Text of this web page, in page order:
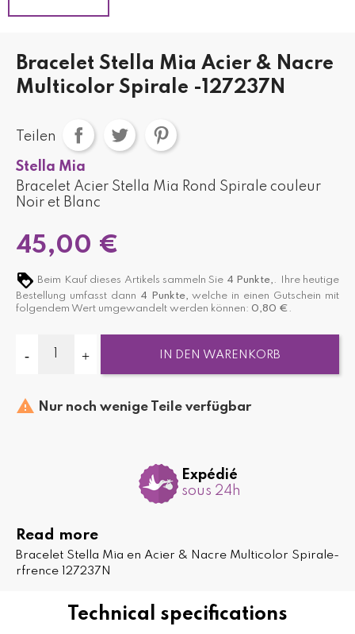
Technical specifications
Bracelet Stella Mia Acier & Nacre
Multicolor Spirale -127237N
Teilen
Stella Mia
Bracelet Acier Stella Mia Rond Spirale couleur
Noir et Blanc
45,00 €
Beim Kauf dieses Artikels sammeln Sie 4 Punkte, . Ihre heutige
Bestellung umfasst dann 4 Punkte, welche in einen Gutschein mit
folgendem Wert umgewandelt werden können: 0,80 € .
IN DEN WARENKORB
 Nur noch wenige Teile verfügbar
Expédié
sous 24h
Read more
Bracelet Stella Mia en Acier & Nacre Multicolor Spirale-
rfrence 127237N